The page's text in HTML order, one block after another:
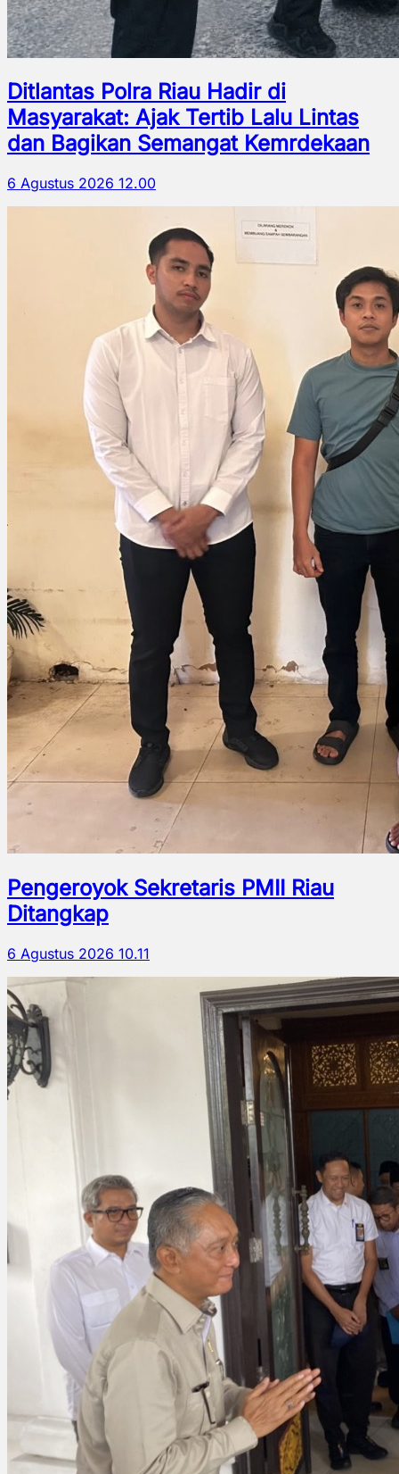
Ditlantas Polra Riau Hadir di
Masyarakat: Ajak Tertib Lalu Lintas
dan Bagikan Semangat Kemrdekaan
6 Agustus 2026 12.00
Pengeroyok Sekretaris PMII Riau
Ditangkap
6 Agustus 2026 10.11